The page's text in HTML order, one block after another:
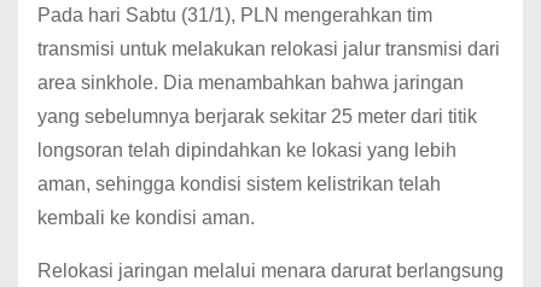
Pada hari Sabtu (31/1), PLN mengerahkan tim
transmisi untuk melakukan relokasi jalur transmisi dari
area sinkhole. Dia menambahkan bahwa jaringan
yang sebelumnya berjarak sekitar 25 meter dari titik
longsoran telah dipindahkan ke lokasi yang lebih
aman, sehingga kondisi sistem kelistrikan telah
kembali ke kondisi aman.
Relokasi jaringan melalui menara darurat berlangsung